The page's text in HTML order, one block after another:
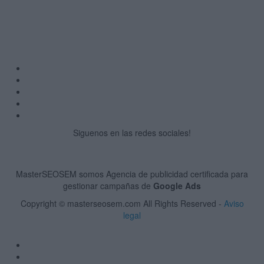
Siguenos en las redes sociales!
MasterSEOSEM somos Agencia de publicidad certificada para
gestionar campañas de Google Ads
Copyright © masterseosem.com All Rights Reserved - Aviso
legal